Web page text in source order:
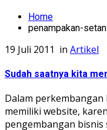
Home
penampakan-setan
19 Juli 2011 in Artikel
Sudah saatnya kita
Dalam
memiliki website,
pengembangan